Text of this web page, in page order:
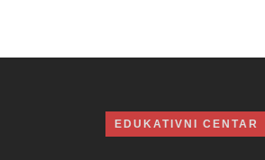
EDUKATIVNI CENTAR